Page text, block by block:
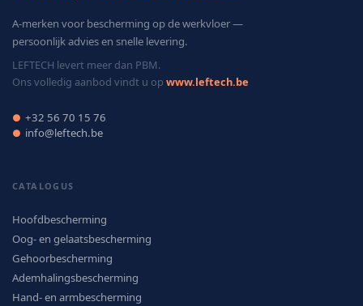
A-merken voor bescherming op de werkvloer —
persoonlijk advies en snelle levering.
LEFTECH levert meer dan PBM.
Ons volledig aanbod vindt u op www.leftech.be
● +32 56 70 15 76
● info@leftech.be
CATALOGUS
Hoofdbescherming
Oog- en gelaatsbescherming
Gehoorbescherming
Ademhalingsbescherming
Hand- en armbescherming